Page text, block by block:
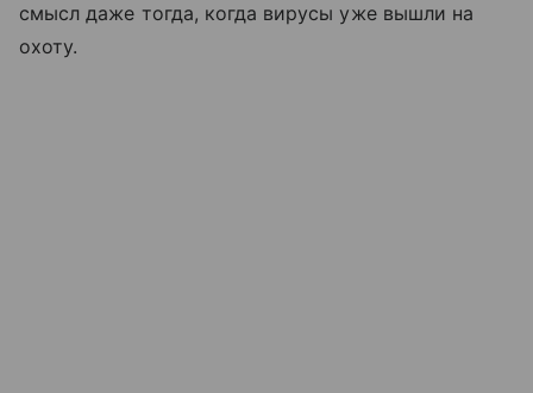
смысл даже тогда, когда вирусы уже вышли на
охоту.